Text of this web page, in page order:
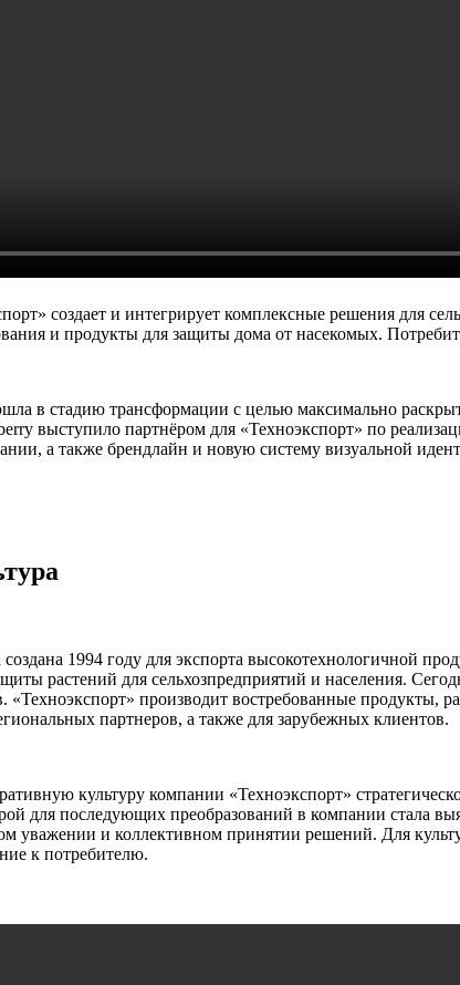
создает и интегрирует комплексные решения для
и продукты для защиты дома от насекомых.
в стадию трансформации с целью максимально
выступило партнёром для «Техноэкспорт» по
а также брендлайн и новую систему визуальной
1994 году для экспорта высокотехнологичной
растений для сельхозпредприятий и населения.
«Техноэкспорт» производит востребованные
партнеров, а также для зарубежных клиентов.
культуру компании «Техноэкспорт»
для последующих преобразований в компании стала
уважении и коллективном принятии решений. Для
к потребителю.